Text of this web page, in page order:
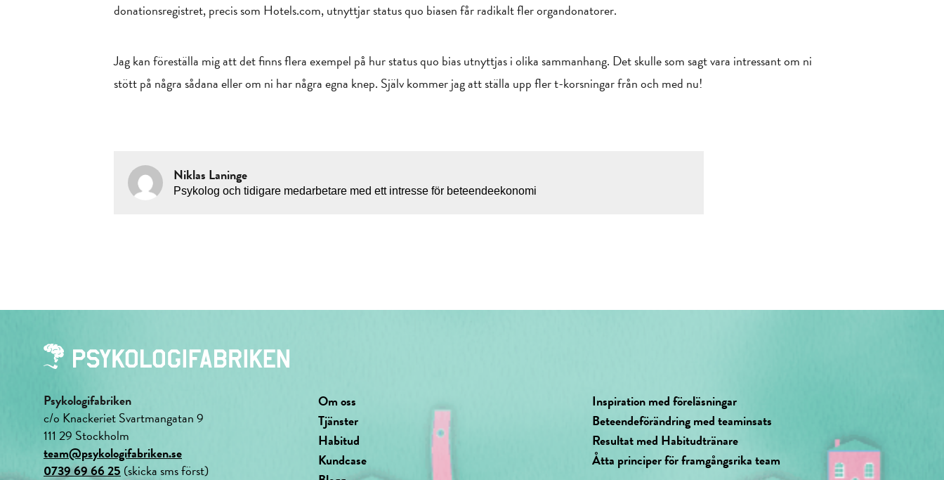
donationsregistret, precis som Hotels.com, utnyttjar status quo biasen får radikalt fler organdonatorer.
Jag kan föreställa mig att det finns flera exempel på hur status quo bias utnyttjas i olika sammanhang. Det skulle som sagt vara intressant om ni
stött på några sådana eller om ni har några egna knep. Själv kommer jag att ställa upp fler t-korsningar från och med nu!
Niklas Laninge
Psykolog och tidigare medarbetare med ett intresse för beteendeekonomi
Psykologifabriken
c/o Knackeriet Svartmangatan 9
111 29 Stockholm
team@psykologifabriken.se
0739 69 66 25 (skicka sms först)
Om oss
Tjänster
Habitud
Kundcase
Inspiration med föreläsningar
Beteendeförändring med teaminsats
Resultat med Habitudtränare
Åtta principer för framgångsrika team